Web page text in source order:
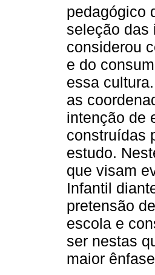
pedagógico
seleção das
considerou
e do
essa
as
intenção de
construídas
estudo.
que visam
Infantil
pretensão
escola e
ser nestas
maior